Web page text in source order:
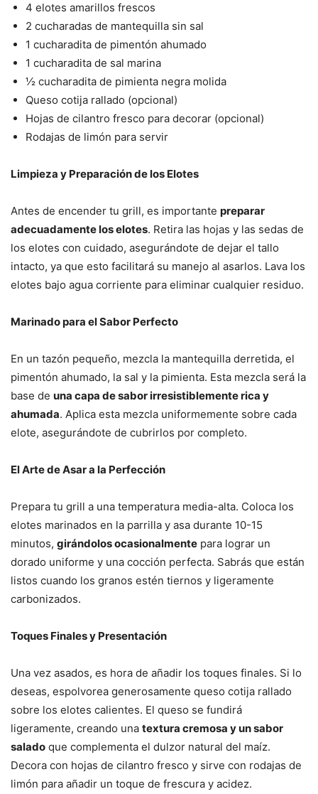
4 elotes amarillos frescos
2 cucharadas de mantequilla sin sal
1 cucharadita de pimentón ahumado
1 cucharadita de sal marina
½ cucharadita de pimienta negra molida
Queso cotija rallado (opcional)
Hojas de cilantro fresco para decorar (opcional)
Rodajas de limón para servir
Limpieza y Preparación de los Elotes
Antes de encender tu grill, es importante preparar
adecuadamente los elotes. Retira las hojas y las sedas de
los elotes con cuidado, asegurándote de dejar el tallo
intacto, ya que esto facilitará su manejo al asarlos. Lava los
elotes bajo agua corriente para eliminar cualquier residuo.
Marinado para el Sabor Perfecto
En un tazón pequeño, mezcla la mantequilla derretida, el
pimentón ahumado, la sal y la pimienta. Esta mezcla será la
base de una capa de sabor irresistiblemente rica y
ahumada. Aplica esta mezcla uniformemente sobre cada
elote, asegurándote de cubrirlos por completo.
El Arte de Asar a la Perfección
Prepara tu grill a una temperatura media-alta. Coloca los
elotes marinados en la parrilla y asa durante 10-15
minutos, girándolos ocasionalmente para lograr un
dorado uniforme y una cocción perfecta. Sabrás que están
listos cuando los granos estén tiernos y ligeramente
carbonizados.
Toques Finales y Presentación
Una vez asados, es hora de añadir los toques finales. Si lo
deseas, espolvorea generosamente queso cotija rallado
sobre los elotes calientes. El queso se fundirá
ligeramente, creando una textura cremosa y un sabor
salado que complementa el dulzor natural del maíz.
Decora con hojas de cilantro fresco y sirve con rodajas de
limón para añadir un toque de frescura y acidez.